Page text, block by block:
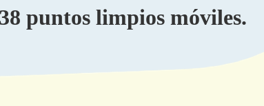
puntos limpios móviles.